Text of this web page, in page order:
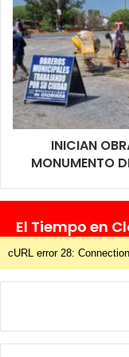
INICIAN
MONUMENTO
El Tiempo en
cURL error 28: